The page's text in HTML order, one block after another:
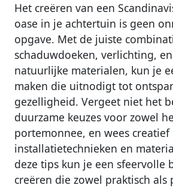
Het creëren van een
oase in je achtertuin is geen
opgave. Met de juiste
schaduwdoeken, verlichting,
natuurlijke materialen, kun je
maken die uitnodigt tot
gezelligheid. Vergeet niet het
duurzame keuzes voor zowel
portemonnee, en wees creatief
installatietechnieken en
deze tips kun je een sfeervolle
creëren die zowel praktisch als